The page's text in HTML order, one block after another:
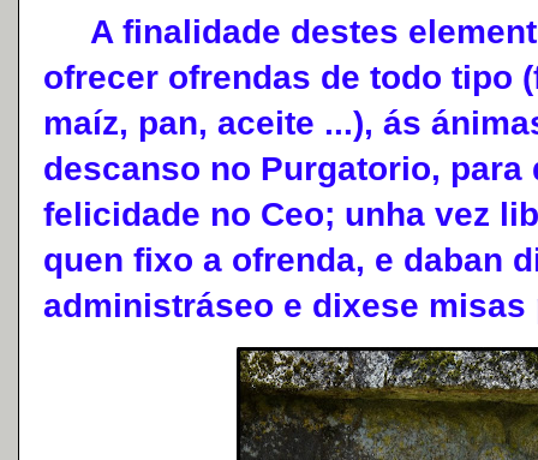
A finalidade destes
ofrecer ofrendas de todo tipo
maíz, pan, aceite ...), ás
descanso no Purgatorio, para
felicidade no Ceo; unha vez
quen fixo a ofrenda, e daban
administráseo e dixese